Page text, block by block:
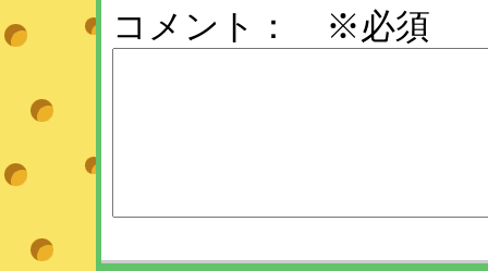
コメント： ※必須